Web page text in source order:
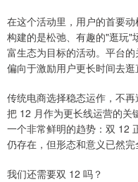
在这个活动里，用户的首要
构建的是松弛、有趣的"逛玩"
富生态为目标的活动。平台
偏向于激励用户更长时间去逛
传统电商选择稳态运作，不
把 12 月作为更长线运营的关
一个非常鲜明的趋势：双 12
仍存在，但形态和意义已然完
我们还需要双 12 吗？